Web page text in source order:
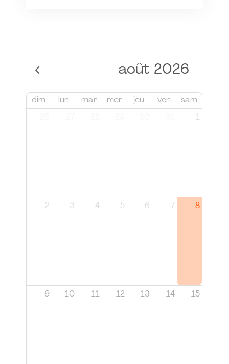
août 2026
dim. lun. mar. mer. jeu. ven. sam.
1
2 3 4 5 6 7 8
9 10 11 12 13 14 15